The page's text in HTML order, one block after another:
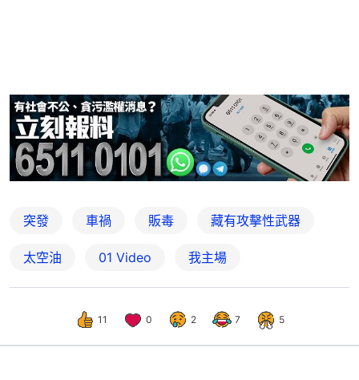
突發 車禍 販毒 藏有攻擊性武器
太空油 01 Video 我主場
11 0 2 7 5